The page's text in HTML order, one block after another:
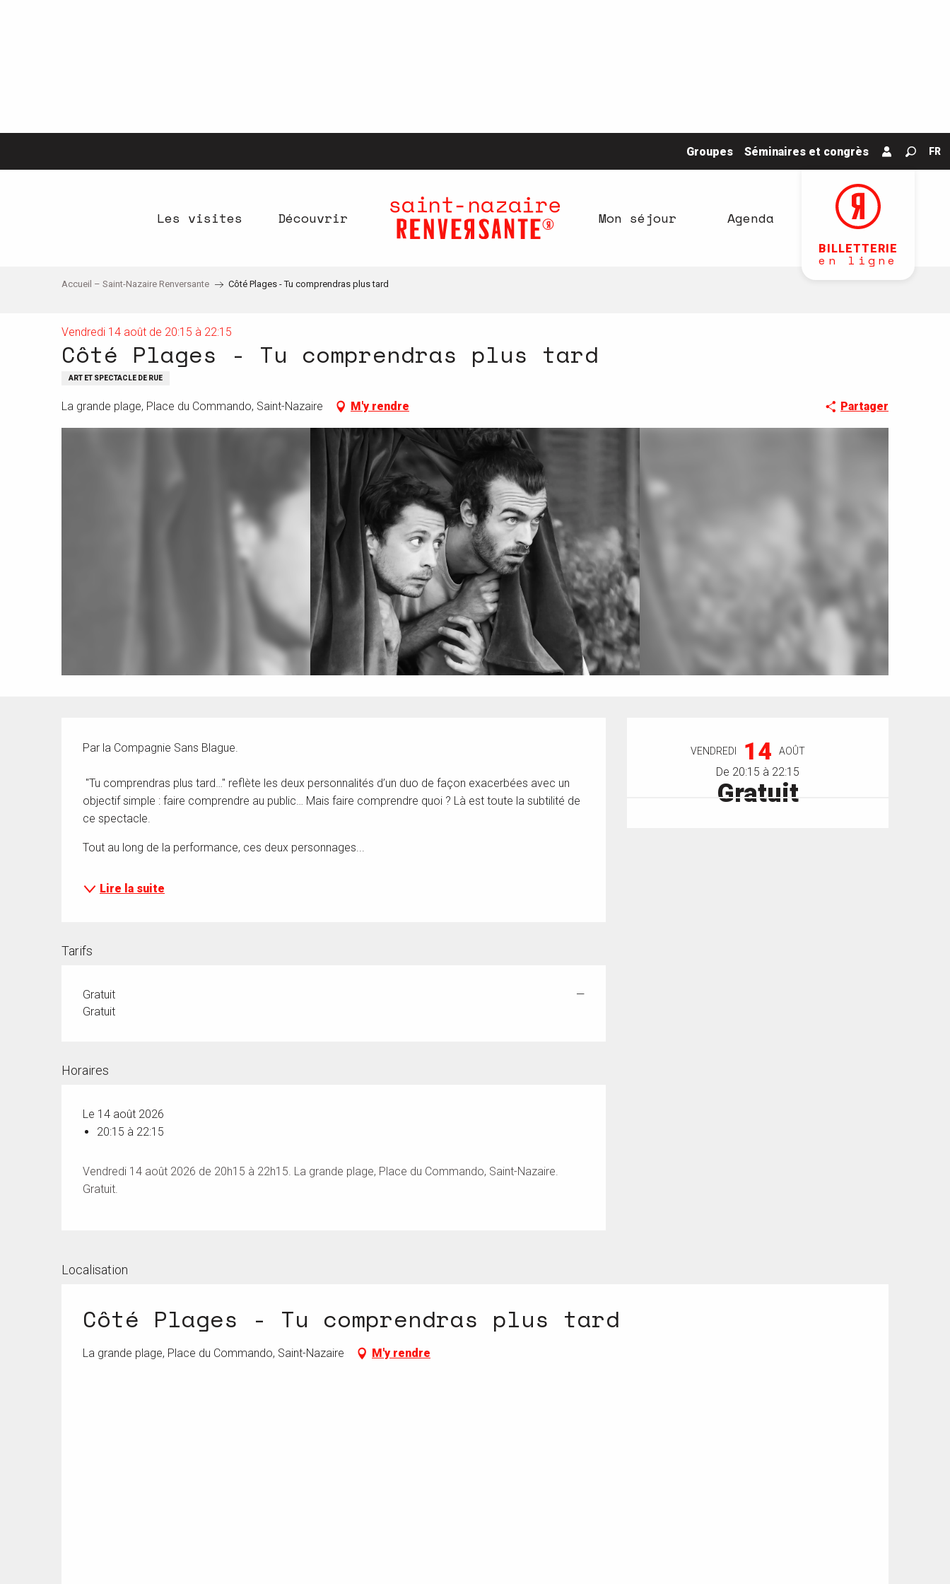
Groupes Séminaires et congrès FR
BILLETTERIE
en ligne
Les visites Découvrir Mon séjour Agenda
Accueil – Saint-Nazaire Renversante Côté Plages - Tu comprendras plus tard
Vendredi 14 août de 20:15 à 22:15
Côté Plages - Tu comprendras plus tard
ART ET SPECTACLE DE RUE
La grande plage, Place du Commando, Saint-Nazaire M'y rendre Partager
VENDREDI 14 AOÛT
De 20:15 à 22:15
Gratuit
Par la Compagnie Sans Blague.
objectif simple : faire comprendre au public… Mais faire comprendre quoi ? Là est toute la subtilité de
ce spectacle.
Tout au long de la performance, ces deux personnages...
Lire la suite
Tarifs
Gratuit
—
Gratuit
Horaires
Le 14 août 2026
20:15 à 22:15
Vendredi 14 août 2026 de 20h15 à 22h15. La grande plage, Place du Commando, Saint-Nazaire.
Gratuit.
Localisation
Côté Plages - Tu comprendras plus tard
La grande plage, Place du Commando, Saint-Nazaire M'y rendre